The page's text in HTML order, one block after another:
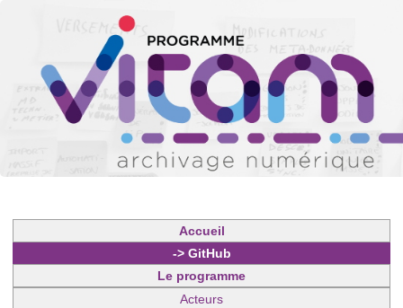
Accueil
-> GitHub
Le programme
Acteurs